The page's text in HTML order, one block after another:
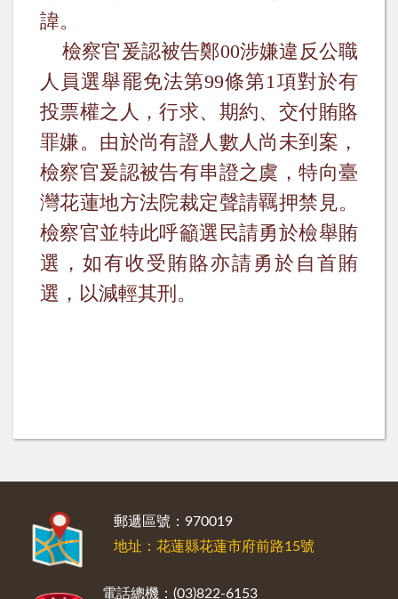
諱。
檢察官爰認被告鄭00涉嫌違反公職
人員選舉罷免法第99條第1 項對於有
投票權之人，行求、期約、交付賄賂
罪嫌。由於尚有證人數人尚未到案，
檢察官爰認被告有串證之虞，特向臺
灣花蓮地方法院裁定聲請羈押禁見。
檢察官並特此呼籲選民請勇於檢舉賄
選，如有收受賄賂亦請勇於自首賄
選，以減輕其刑。
郵遞區號：970019
地址：花蓮縣花蓮市府前路15號
電話總機：(03)822-6153